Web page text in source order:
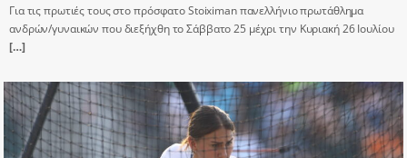
Για τις πρωτιές τους στο πρόσφατο Stoiximan πανελλήνιο πρωτάθλημα
ανδρών/γυναικών που διεξήχθη το Σάββατο 25 μέχρι την Κυριακή 26 Ιουλίου
[…]